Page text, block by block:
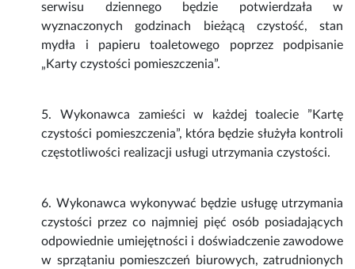
serwisu dziennego będzie potwierdzała w
wyznaczonych godzinach bieżącą czystość, stan
mydła i papieru toaletowego poprzez podpisanie
„Karty czystości pomieszczenia”.
5. Wykonawca zamieści w każdej toalecie ”Kartę
czystości pomieszczenia”, która będzie służyła kontroli
częstotliwości realizacji usługi utrzymania czystości.
6. Wykonawca wykonywać będzie usługę utrzymania
czystości przez co najmniej pięć osób posiadających
odpowiednie umiejętności i doświadczenie zawodowe
w sprzątaniu pomieszczeń biurowych, zatrudnionych